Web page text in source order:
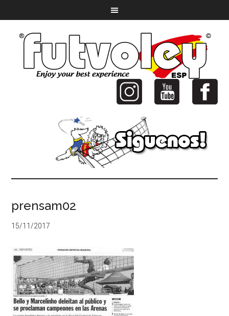
prensam02
15/11/2017